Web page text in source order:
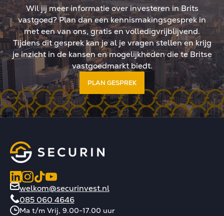
Wil jij meer informatie over investeren in Brits
vastgoed? Plan dan een kennismakingsgesprek in
met een van ons, gratis en volledigvrijblijvend.
Tijdens dit gesprek kan je al je vragen stellen en krijg
je inzicht in de kansen en mogelijkheden die te Britse
vastgoedmarkt biedt.
PLAN GESPREK
welkom@securinvest.nl
085 060 4646
Ma t/m Vrij, 9.00-17.00 uur